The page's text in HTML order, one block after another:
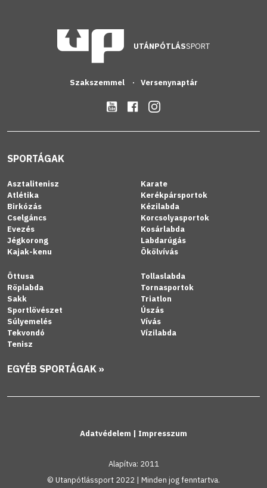
UTÁNPÓTLÁSSPORT
Szakszemmel Versenynaptár
SPORTÁGAK
Asztalitenisz
Atlétika
Birkózás
Cselgáncs
Evezés
Jégkorong
Kajak-kenu
Karate
Kerékpársportok
Kézilabda
Korcsolyasportok
Kosárlabda
Labdarúgás
Ökölvívás
Öttusa
Röplabda
Sakk
Sportlövészet
Súlyemelés
Tekvondó
Tenisz
Tollaslabda
Tornasportok
Triatlon
Úszás
Vívás
Vízilabda
EGYÉB SPORTÁGAK »
Adatvédelem | Impresszum
Alapítva: 2011
© Utanpótlássport 2022 | Minden jog fenntartva.